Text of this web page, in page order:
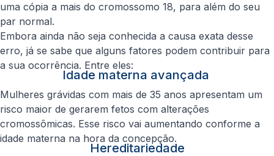
uma cópia a mais do cromossomo 18, para além do seu
par normal.
Embora ainda não seja conhecida a causa exata desse
erro, já se sabe que alguns fatores podem contribuir para
a sua ocorrência. Entre eles:
Idade materna avançada
Mulheres grávidas com mais de 35 anos apresentam um
risco maior de gerarem fetos com alterações
cromossômicas. Esse risco vai aumentando conforme a
idade materna na hora da concepção.
Hereditariedade